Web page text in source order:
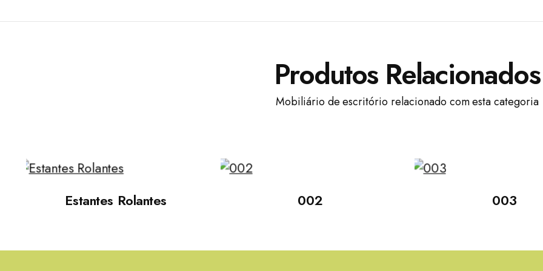
Produtos Relacionados
Mobiliário de escritório relacionado com esta categoria
Estantes Rolantes 002 003